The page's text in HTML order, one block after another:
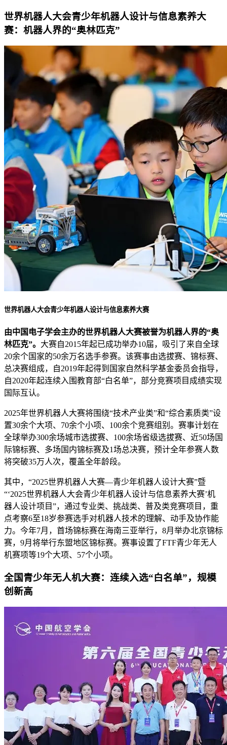
世界机器人大会青少年机器人设计与信息素养大
赛：机器人界的“奥林匹克”
世界机器人大会青少年机器人设计与信息素养大赛
由中国电子学会主办的世界机器人大赛被誉为机器人界的“奥
林匹克”。 大赛自2015年起已成功举办10届，吸引了来自全球
20余个国家的50余万名选手参赛。该赛事由选拔赛、锦标赛、
总决赛组成，自2019年起得到国家自然科学基金委员会指导，
自2020年起连续入围教育部“白名单”，部分竞赛项目成绩实现
国际互认。
2025年世界机器人大赛将围绕“技术产业类”和“综合素质类”设
置30余个大项、70余个小项、100余个竞赛组别。赛事计划在
全球举办300余场城市选拔赛、100余场省级选拔赛、近50场国
际锦标赛、多场国内锦标赛及1场总决赛，预计全年参赛人数
将突破35万人次，覆盖全年龄段。
其中，“2025世界机器人大赛—青少年机器人设计大赛”暨
“‘2025世界机器人大会青少年机器人设计与信息素养大赛’机
器人设计项目”，通过专业类、挑战类、普及类竞赛项目，重
点考察6至18岁参赛选手对机器人技术的理解、动手及协作能
力。今年7月，首场锦标赛在海南三亚举行，8月举办北京锦标
赛，9月将举行东盟地区锦标赛。赛事设置了FTF青少年无人
机赛项等19个大项、57个小项。
全国青少年无人机大赛：连续入选“白名单”，规模
创新高